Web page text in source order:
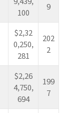
100
9
$2,32
0,250,
281
202
2
$2,26
4,750,
694
199
7